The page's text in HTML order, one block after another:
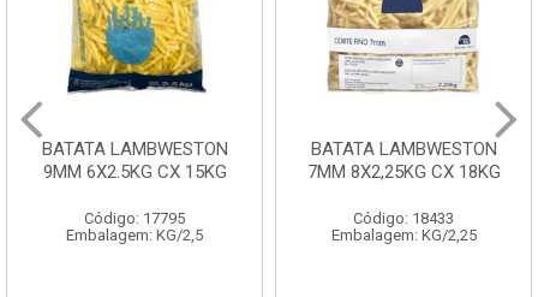
BATATA LAMBWESTON
9MM 6X2.5KG CX 15KG
Código: 17795
Embalagem: KG/2,5
BATATA LAMBWESTON
7MM 8X2,25KG CX 18KG
Código: 18433
Embalagem: KG/2,25